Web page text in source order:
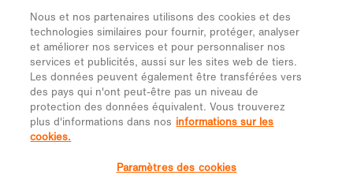
Nous et nos partenaires utilisons des cookies et des
technologies similaires pour fournir, protéger, analyser
et améliorer nos services et pour personnaliser nos
services et publicités, aussi sur les sites web de tiers.
Les données peuvent également être transférées vers
des pays qui n'ont peut-être pas un niveau de
protection des données équivalent. Vous trouverez
plus d'informations dans nos informations sur les
cookies.
Paramètres des cookies